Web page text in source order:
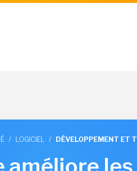
/ LOGICIEL / DÉVELOPPEMENT ET